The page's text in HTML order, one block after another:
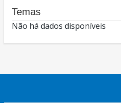
Temas
Não há dados disponíveis